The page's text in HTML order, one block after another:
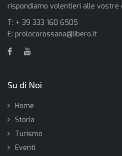
rispondiamo volentieri alle vostre
T: + 39 333 160 6505
E: prolocorossana@libero.it
Su di Noi
Home
Storia
Turismo
Eventi